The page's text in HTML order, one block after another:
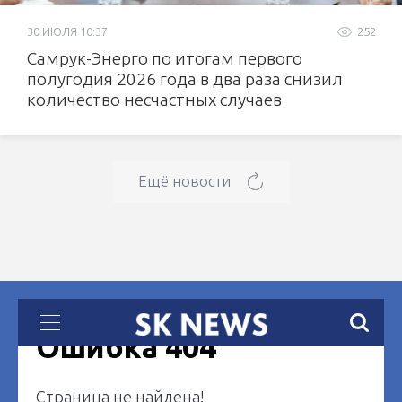
252
30 ИЮЛЯ 10:37
Самрук-Энерго по итогам первого
полугодия 2026 года в два раза снизил
количество несчастных случаев
Ещё новости